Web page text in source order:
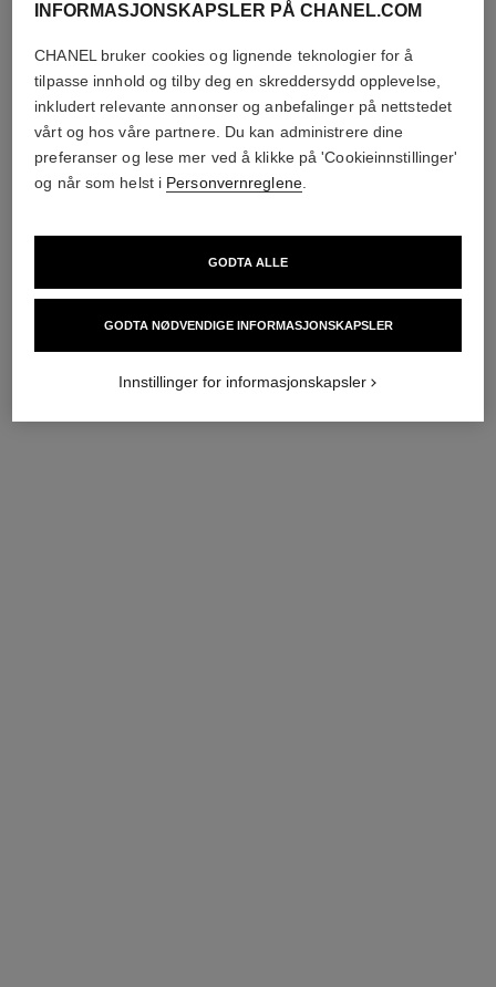
HVILKE FORSKJELLIGE FOUNDATION-RESULTATER
HVILKE FORSKJELLIGE FOUNDATION-
UNDERTONER FINNES DET?
INFORMASJONSKAPSLER PÅ CHANEL.COM
CHANEL bruker cookies og lignende teknologier for å
tilpasse innhold og tilby deg en skreddersydd opplevelse,
inkludert relevante annonser og anbefalinger på nettstedet
vårt og hos våre partnere. Du kan administrere dine
preferanser og lese mer ved å klikke på 'Cookieinnstillinger'
og når som helst i Personvernreglene.
GODTA NØDVENDIGE INFORMASJONSKAPSLER
GODTA ALLE
Innstillinger for informasjonskapsler